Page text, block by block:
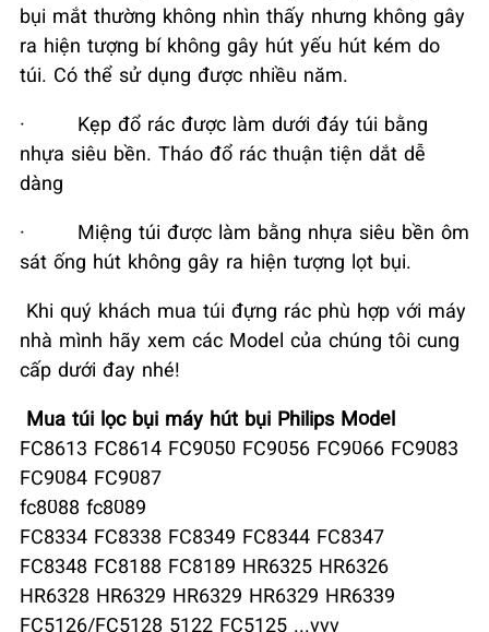
bụi mắt thường không nhìn thấy nhưng không gây
ra hiện tượng bí không gây hút yếu hút kém do
túi. Có thể sử dụng được nhiều năm.
· Kẹp đổ rác được làm dưới đáy túi bằng
nhựa siêu bền. Tháo đổ rác thuận tiện dắt dễ
dàng
· Miệng túi được làm bằng nhựa siêu bền ôm
sát ống hút không gây ra hiện tượng lọt bụi.
Khi quý khách mua túi đựng rác phù hợp với máy
nhà mình hãy xem các Model của chúng tôi cung
cấp dưới đay nhé!
Mua túi lọc bụi máy hút bụi Philips Model
FC8613 FC8614 FC9050 FC9056 FC9066 FC9083
FC9084 FC9087
fc8088 fc8089
FC8334 FC8338 FC8349 FC8344 FC8347
FC8348 FC8188 FC8189 HR6325 HR6326
HR6328 HR6329 HR6329 HR6329 HR6339
FC5126/FC5128 5122 FC5125 ...vvv